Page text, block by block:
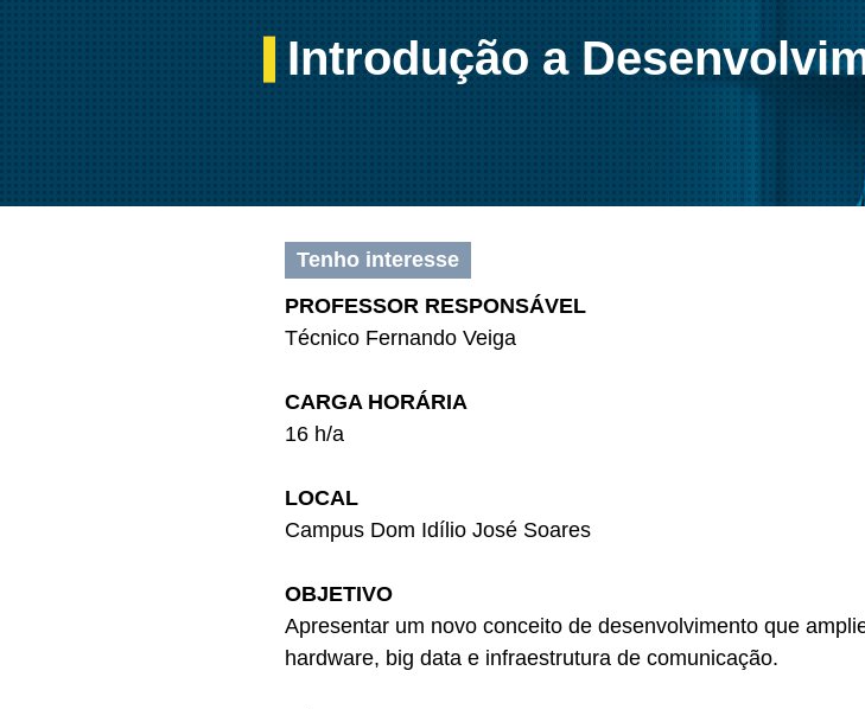
Introdução a
Tenho interesse
PROFESSOR RESPONSÁVEL
Técnico Fernando Veiga
CARGA HORÁRIA
16 h/a
LOCAL
Campus Dom Idílio José Soares
OBJETIVO
Apresentar um novo conceito de desenvolvimento que
hardware, big data e infraestrutura de comunicação.